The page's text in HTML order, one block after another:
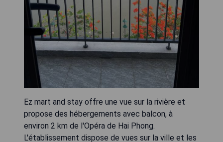
Ez mart and stay offre une vue sur la rivière et
propose des hébergements avec balcon, à
environ 2 km de l'Opéra de Hai Phong.
L'établissement dispose de vues sur la ville et les